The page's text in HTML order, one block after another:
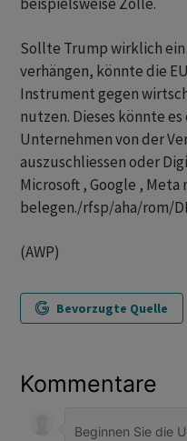
Sollte Trump wirklich ein
verhängen, könnte die
Instrument gegen
nutzen. Dieses könnte
Unternehmen von der
auszuschliessen oder
Microsoft , Google ,
belegen./rfsp/aha/rom/
(AWP)
Bevorzugte Quelle
Kommentare